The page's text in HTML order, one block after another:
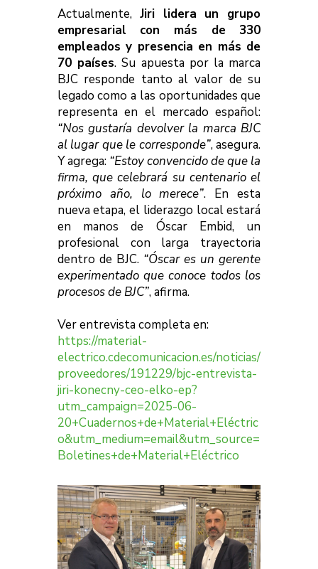
Actualmente, Jiri lidera un grupo
empresarial con más de 330
empleados y presencia en más de
70 países. Su apuesta por la marca
BJC responde tanto al valor de su
legado como a las oportunidades que
representa en el mercado español:
“Nos gustaría devolver la marca BJC
al lugar que le corresponde”, asegura.
Y agrega: “Estoy convencido de que la
firma, que celebrará su centenario el
próximo año, lo merece”. En esta
nueva etapa, el liderazgo local estará
en manos de Óscar Embid, un
profesional con larga trayectoria
dentro de BJC. “Óscar es un gerente
experimentado que conoce todos los
procesos de BJC”, afirma.
Ver entrevista completa en:
https://material-
electrico.cdecomunicacion.es/noticias/
proveedores/191229/bjc-entrevista-
jiri-konecny-ceo-elko-ep?
utm_campaign=2025-06-
20+Cuadernos+de+Material+Eléctric
o&utm_medium=email&utm_source=
Boletines+de+Material+Eléctrico